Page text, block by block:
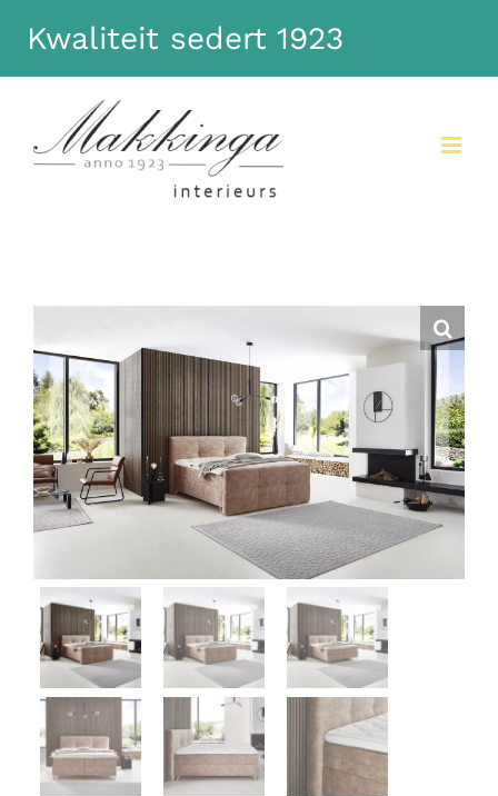
Kwaliteit sedert 1923